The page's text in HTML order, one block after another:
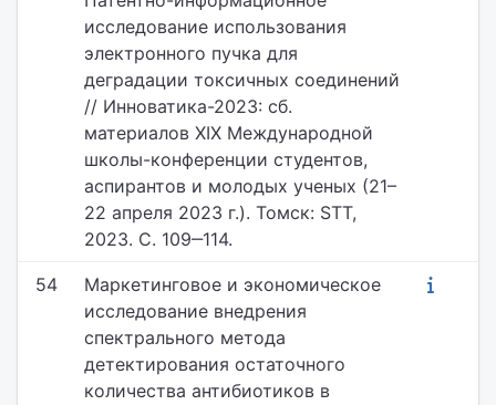
исследование использования
электронного пучка для
деградации токсичных соединений
// Инноватика-2023: сб.
материалов XIX Международной
школы-конференции студентов,
аспирантов и молодых ученых (21–
22 апреля 2023 г.). Томск: STT,
2023. С. 109‒114.
54
Маркетинговое и экономическое
исследование внедрения
спектрального метода
детектирования остаточного
количества антибиотиков в